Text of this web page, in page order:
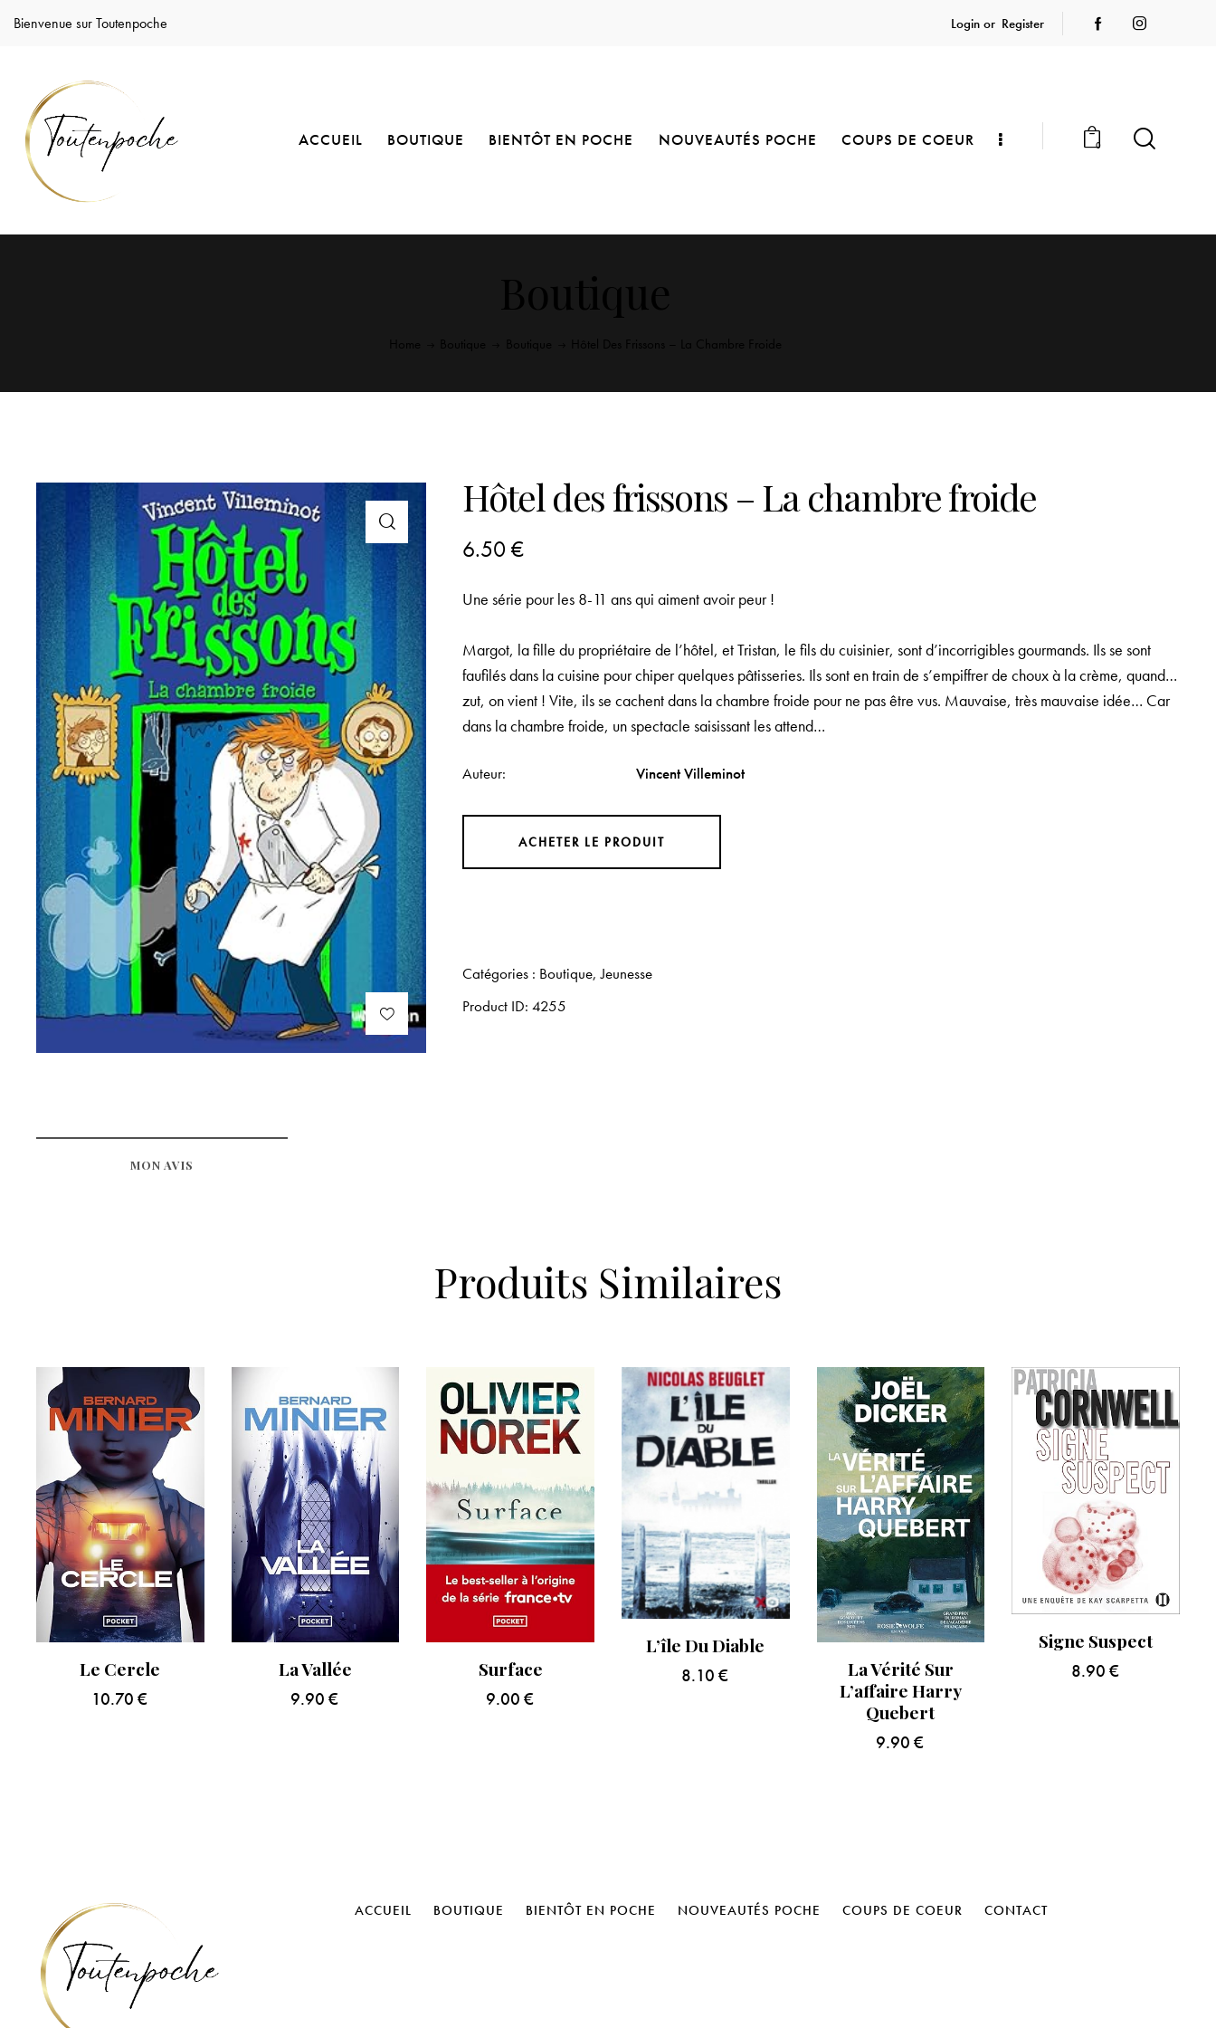
Bienvenue sur Toutenpoche Login or Register
ACCUEIL BOUTIQUE BIENTÔT EN POCHE NOUVEAUTÉS POCHE COUPS DE COEUR 0
Hôtel des frissons – La chambre froide
6.50€
Une série pour les 8-11 ans qui aiment avoir peur !
Margot, la fille du propriétaire de l’hôtel, et Tristan, le fils du cuisinier, sont d’incorrigibles gourmands. Ils se sont
faufilés dans la cuisine pour chiper quelques pâtisseries. Ils sont en train de s’empiffrer de choux à la crème, quand…
zut, on vient ! Vite, ils se cachent dans la chambre froide pour ne pas être vus. Mauvaise, très mauvaise idée… Car
dans la chambre froide, un spectacle saisissant les attend…
Auteur Vincent Villeminot
ACHETER LE PRODUIT
Catégories : Boutique,Jeunesse
Product ID:4255
MON AVIS
Produits Similaires
Le Cercle
10.70 €
La Vallée
9.90 €
Surface
9.00 €
L’île Du Diable
8.10 €
La Vérité Sur
L’affaire Harry
Quebert
9.90 €
Signe Suspect
8.90 €
ACCUEIL BOUTIQUE BIENTÔT EN POCHE NOUVEAUTÉS POCHE COUPS DE COEUR CONTACT